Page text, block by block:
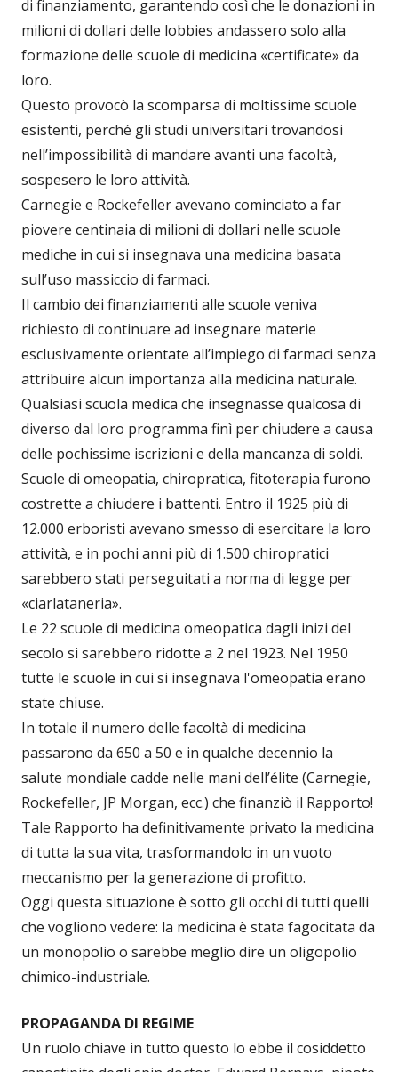
di finanziamento, garantendo così che le donazioni in
milioni di dollari delle lobbies andassero solo alla
formazione delle scuole di medicina «certificate» da
loro.
Questo provocò la scomparsa di moltissime scuole
esistenti, perché gli studi universitari trovandosi
nell’impossibilità di mandare avanti una facoltà,
sospesero le loro attività.
Carnegie e Rockefeller avevano cominciato a far
piovere centinaia di milioni di dollari nelle scuole
mediche in cui si insegnava una medicina basata
sull’uso massiccio di farmaci.
Il cambio dei finanziamenti alle scuole veniva
richiesto di continuare ad insegnare materie
esclusivamente orientate all’impiego di farmaci senza
attribuire alcun importanza alla medicina naturale.
Qualsiasi scuola medica che insegnasse qualcosa di
diverso dal loro programma finì per chiudere a causa
delle pochissime iscrizioni e della mancanza di soldi.
Scuole di omeopatia, chiropratica, fitoterapia furono
costrette a chiudere i battenti. Entro il 1925 più di
12.000 erboristi avevano smesso di esercitare la loro
attività, e in pochi anni più di 1.500 chiropratici
sarebbero stati perseguitati a norma di legge per
«ciarlataneria».
Le 22 scuole di medicina omeopatica dagli inizi del
secolo si sarebbero ridotte a 2 nel 1923. Nel 1950
tutte le scuole in cui si insegnava l'omeopatia erano
state chiuse.
In totale il numero delle facoltà di medicina
passarono da 650 a 50 e in qualche decennio la
salute mondiale cadde nelle mani dell’élite (Carnegie,
Rockefeller, JP Morgan, ecc.) che finanziò il Rapporto!
Tale Rapporto ha definitivamente privato la medicina
di tutta la sua vita, trasformandolo in un vuoto
meccanismo per la generazione di profitto.
Oggi questa situazione è sotto gli occhi di tutti quelli
che vogliono vedere: la medicina è stata fagocitata da
un monopolio o sarebbe meglio dire un oligopolio
chimico-industriale.
PROPAGANDA DI REGIME
Un ruolo chiave in tutto questo lo ebbe il cosiddetto